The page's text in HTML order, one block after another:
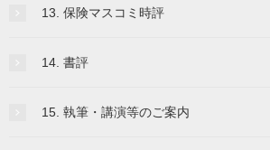
13. 保険マスコミ時評
14. 書評
15. 執筆・講演等のご案内